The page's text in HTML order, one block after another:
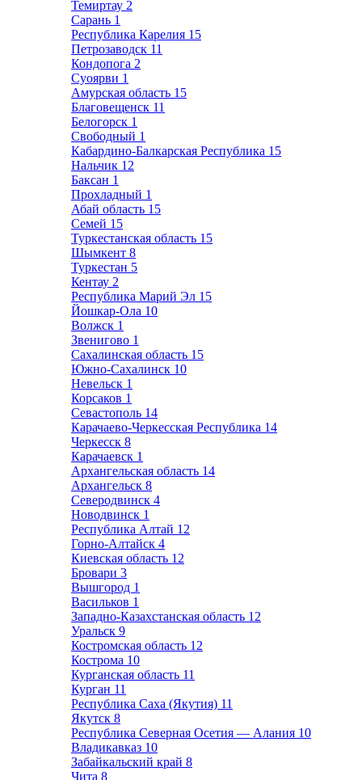
Темиртау 2
Сарань 1
Республика Карелия 15
Петрозаводск 11
Кондопога 2
Суоярви 1
Амурская область 15
Благовещенск 11
Белогорск 1
Свободный 1
Кабардино-Балкарская Республика 15
Нальчик 12
Баксан 1
Прохладный 1
Абай область 15
Семей 15
Туркестанская область 15
Шымкент 8
Туркестан 5
Кентау 2
Республика Марий Эл 15
Йошкар-Ола 10
Волжск 1
Звенигово 1
Сахалинская область 15
Южно-Сахалинск 10
Невельск 1
Корсаков 1
Севастополь 14
Карачаево-Черкесская Республика 14
Черкесск 8
Карачаевск 1
Архангельская область 14
Архангельск 8
Северодвинск 4
Новодвинск 1
Республика Алтай 12
Горно-Алтайск 4
Киевская область 12
Бровари 3
Вышгород 1
Васильков 1
Западно-Казахстанская область 12
Уральск 9
Костромская область 12
Кострома 10
Курганская область 11
Курган 11
Республика Саха (Якутия) 11
Якутск 8
Республика Северная Осетия — Алания 10
Владикавказ 10
Забайкальский край 8
Чита 8